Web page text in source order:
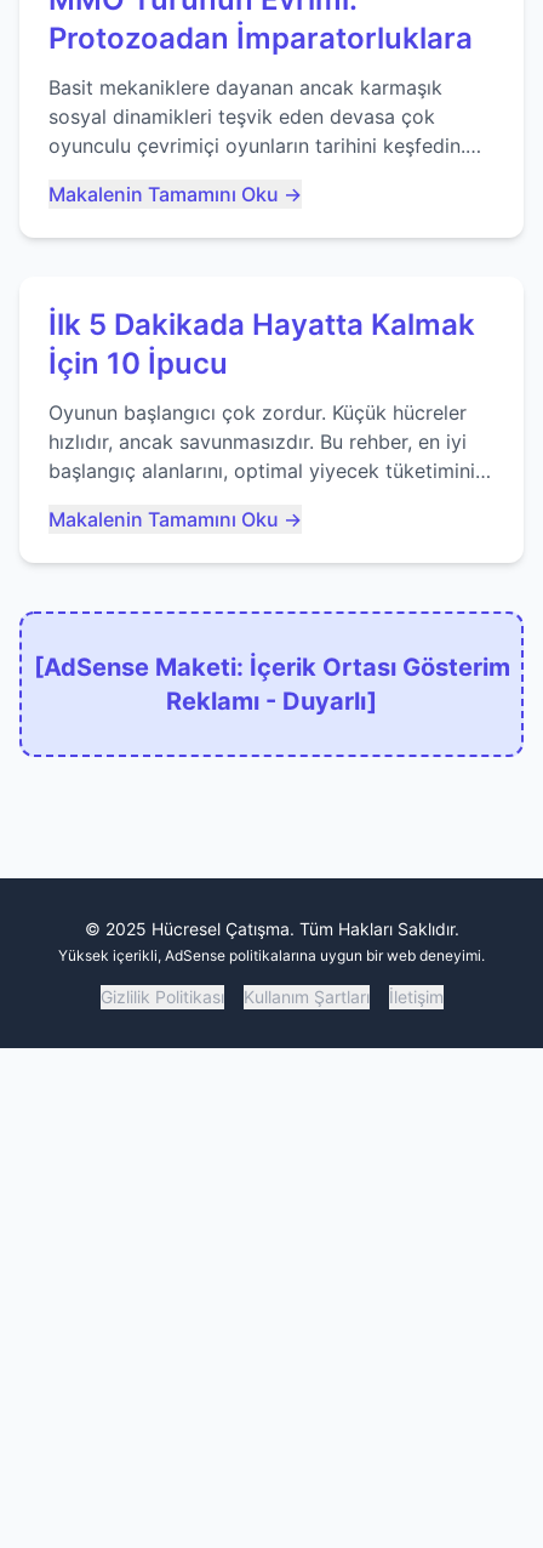
Protozoadan İmparatorluklara
Basit mekaniklere dayanan ancak karmaşık
sosyal dinamikleri teşvik eden devasa çok
oyunculu çevrimiçi oyunların tarihini keşfedin.
Makalenin Tamamını Oku →
İlk 5 Dakikada Hayatta Kalmak
İçin 10 İpucu
Oyunun başlangıcı çok zordur. Küçük hücreler
hızlıdır, ancak savunmasızdır. Bu rehber, en iyi
başlangıç alanlarını, optimal yiyecek tüketimini
kaçınacağınızı anlatıyor...
Makalenin Tamamını Oku →
[AdSense Maketi: İçerik Ortası Gösterim
Reklamı - Duyarlı]
© 2025 Hücresel Çatışma. Tüm Hakları Saklıdır.
Yüksek içerikli, AdSense politikalarına uygun bir web deneyimi.
Gizlilik Politikası Kullanım Şartları İletişim